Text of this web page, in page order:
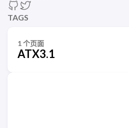
TAGS
1 个页面
ATX3.1